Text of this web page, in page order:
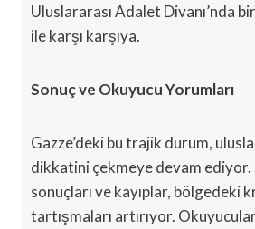
Uluslararası Adalet Divanı’nda
ile karşı karşıya.
Sonuç ve Okuyucu Yorumları
Gazze’deki bu trajik durum,
dikkatini çekmeye devam ediyor.
sonuçları ve kayıplar, bölgedeki
tartışmaları artırıyor.